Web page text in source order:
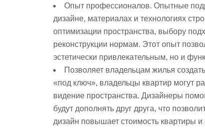
Опыт профессионалов. Опытные
дизайне, материалах и технологиях
оптимизации пространства, выбору
реконструкции нормам. Этот опыт
эстетически привлекательным, но и
Позволяет владельцам жилья
«под ключ», владельцы квартир могут
видение пространства. Дизайнеры
будут дополнять друг друга, что
дизайн повышает стоимость квартиры